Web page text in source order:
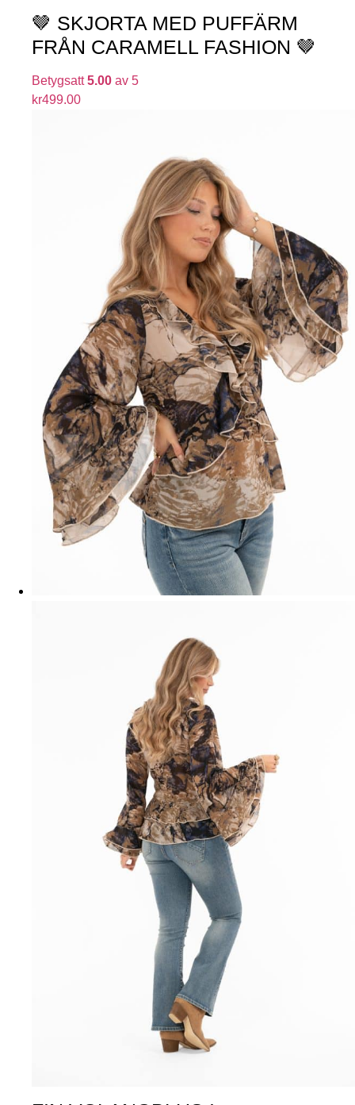
🤎 SKJORTA MED PUFFÄRM
FRÅN CARAMELL FASHION 🤎
Betygsatt5.00 av 5
kr499.00